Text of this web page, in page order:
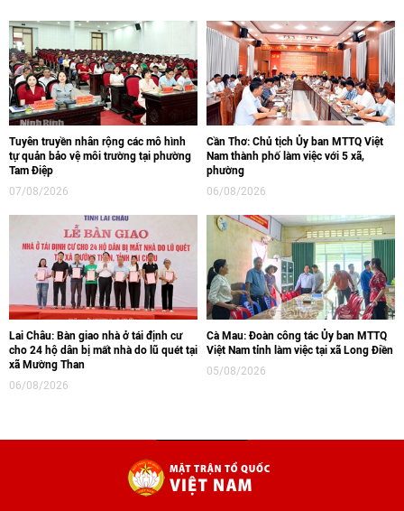
Tuyên truyền nhân rộng các mô hình
tự quản bảo vệ môi trường tại phường
Tam Điệp
07/08/2026
Cần Thơ: Chủ tịch Ủy ban MTTQ Việt
Nam thành phố làm việc với 5 xã,
phường
06/08/2026
Lai Châu: Bàn giao nhà ở tái định cư
cho 24 hộ dân bị mất nhà do lũ quét tại
xã Mường Than
06/08/2026
Cà Mau: Đoàn công tác Ủy ban MTTQ
Việt Nam tỉnh làm việc tại xã Long Điền
05/08/2026